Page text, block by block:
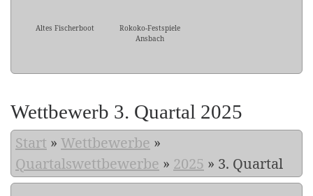
Altes Fischerboot
Rokoko-Festspiele
Ansbach
Wettbewerb 3. Quartal 2025
Start » Wettbewerbe »
Quartalswettbewerbe » 2025 » 3. Quartal